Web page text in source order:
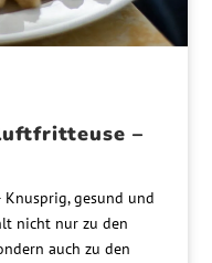
–
gesund und
nicht nur zu den
auch zu den